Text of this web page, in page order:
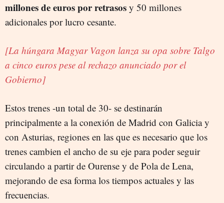
millones de euros por retrasos y 50 millones
adicionales por lucro cesante.
[La húngara Magyar Vagon lanza su opa sobre Talgo
a cinco euros pese al rechazo anunciado por el
Gobierno]
Estos trenes -un total de 30- se destinarán
principalmente a la conexión de Madrid con Galicia y
con Asturias, regiones en las que es necesario que los
trenes cambien el ancho de su eje para poder seguir
circulando a partir de Ourense y de Pola de Lena,
mejorando de esa forma los tiempos actuales y las
frecuencias.